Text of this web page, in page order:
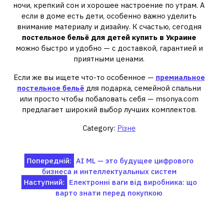
ночи, крепкий сон и хорошее настроение по утрам. А
если в доме есть дети, особенно важно уделить
внимание материалу и дизайну. К счастью, сегодня
постельное бельё для детей купить в Украине
можно быстро и удобно — с доставкой, гарантией и
приятными ценами.
Если же вы ищете что-то особенное — премиальное
постельное бельё для подарка, семейной спальни
или просто чтобы побаловать себя — msonya.com
предлагает широкий выбор лучших комплектов.
Category: Різне
Навігація
записів
Попередній: AI ML — это будущее цифрового
бизнеса и интеллектуальных систем
Наступний: Електронні ваги від виробника: що
варто знати перед покупкою